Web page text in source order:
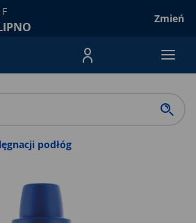
Zmień
Menu Produktów,
podłóg